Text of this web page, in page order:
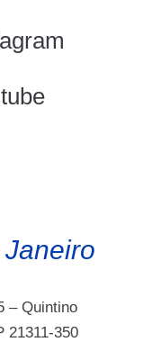
– Quintino
21311-350